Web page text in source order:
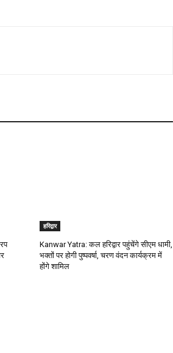
हरिद्वार
Kanwar Yatra: कल हरिद्वार पहुंचेंगे सीएम धामी,
भक्तों पर होगी पुष्पवर्षा, चरण वंदन कार्यक्रम में
होंगे शामिल